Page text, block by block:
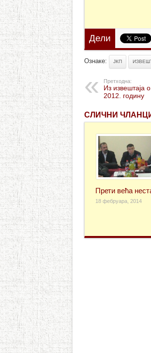
Дели
Ознаке: ЈКП
Претходна:
Из извештаја
2012. годину
СЛИЧНИ
Прети већа
18 фебруара, 2014